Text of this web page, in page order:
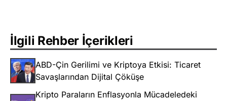
İlgili Rehber İçerikleri
ABD-Çin Gerilimi ve Kriptoya Etkisi: Ticaret
Savaşlarından Dijital Çöküşe
Kripto Paraların Enflasyonla Mücadeledeki